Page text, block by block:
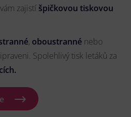
zajistí špičkovou tiskovou
, oboustranné nebo
Spolehlivý tisk letáků za